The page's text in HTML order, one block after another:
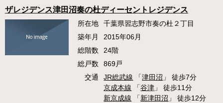
ザレジデンス津田沼奏の杜ディーセントレジデンス
所在地
千葉県習志野市奏の杜２丁目
築年月
2015年06月
総階数
24階
総戸数
869戸
交通
JR総武線 「津田沼 」 徒歩7分
京成本線 「谷津 」 徒歩11分
新京成線 「新津田沼 」 徒歩12分